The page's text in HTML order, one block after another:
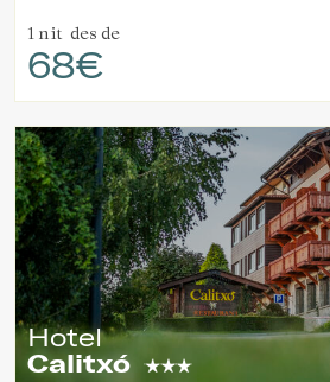
1 nit des de
68€
Hotel
Calitxó